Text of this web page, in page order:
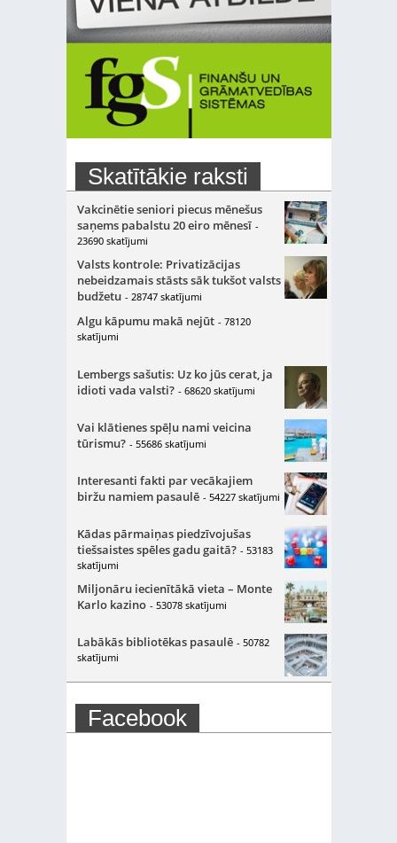
Skatītākie raksti
Vakcinētie seniori piecus mēnešus
saņems pabalstu 20 eiro mēnesī -
23690 skatījumi
Valsts kontrole: Privatizācijas
nebeidzamais stāsts sāk tukšot valsts
budžetu - 28747 skatījumi
Algu kāpumu makā nejūt - 78120
skatījumi
Lembergs sašutis: Uz ko jūs cerat, ja
idioti vada valsti? - 68620 skatījumi
Vai klātienes spēļu nami veicina
tūrismu? - 55686 skatījumi
Interesanti fakti par vecākajiem
biržu namiem pasaulē - 54227 skatījumi
Kādas pārmaiņas piedzīvojušas
tiešsaistes spēles gadu gaitā? - 53183
skatījumi
Miljonāru iecienītākā vieta – Monte
Karlo kazino - 53078 skatījumi
Labākās bibliotēkas pasaulē - 50782
skatījumi
Facebook